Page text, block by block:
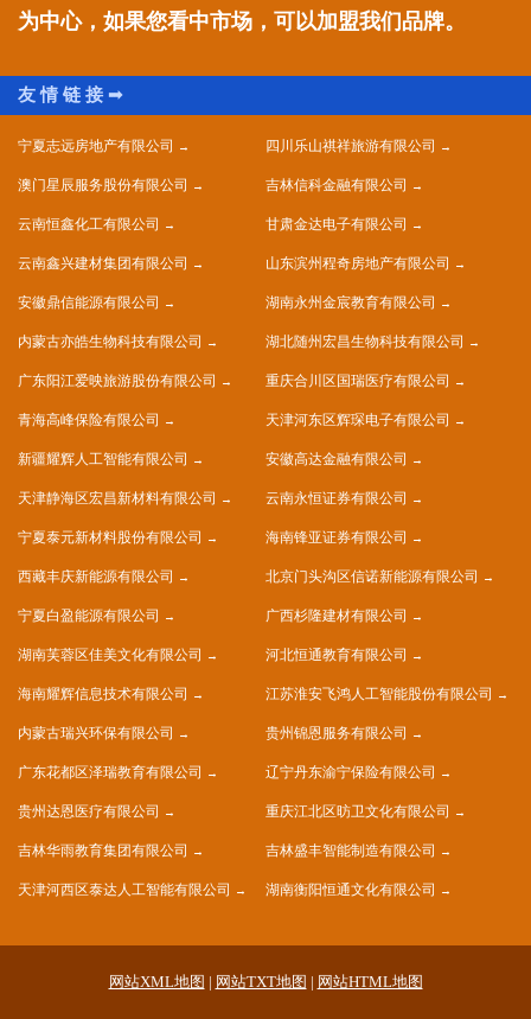
为中心，如果您看中市场，可以加盟我们品牌。
宁夏志远房地产有限公司 四川乐山祺祥旅游有限公司
澳门星辰服务股份有限公司 吉林信科金融有限公司
云南恒鑫化工有限公司 甘肃金达电子有限公司
云南鑫兴建材集团有限公司 山东滨州程奇房地产有限公司
安徽鼎信能源有限公司 湖南永州金宸教育有限公司
内蒙古亦皓生物科技有限公司 湖北随州宏昌生物科技有限公司
广东阳江爱映旅游股份有限公司 重庆合川区国瑞医疗有限公司
青海高峰保险有限公司 天津河东区辉琛电子有限公司
新疆耀辉人工智能有限公司 安徽高达金融有限公司
天津静海区宏昌新材料有限公司 云南永恒证券有限公司
宁夏泰元新材料股份有限公司 海南锋亚证券有限公司
西藏丰庆新能源有限公司 北京门头沟区信诺新能源有限公司
宁夏白盈能源有限公司 广西杉隆建材有限公司
湖南芙蓉区佳美文化有限公司 河北恒通教育有限公司
海南耀辉信息技术有限公司 江苏淮安飞鸿人工智能股份有限公司
内蒙古瑞兴环保有限公司 贵州锦恩服务有限公司
广东花都区泽瑞教育有限公司 辽宁丹东渝宁保险有限公司
贵州达恩医疗有限公司 重庆江北区昉卫文化有限公司
吉林华雨教育集团有限公司 吉林盛丰智能制造有限公司
天津河西区泰达人工智能有限公司 湖南衡阳恒通文化有限公司
网站XML地图 | 网站TXT地图 | 网站HTML地图